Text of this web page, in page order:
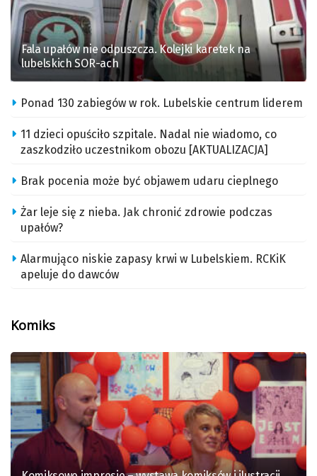
Fala upałów nie odpuszcza. Kolejki karetek na
lubelskich SOR-ach
Ponad 130 zabiegów w rok. Lubelskie centrum liderem
11 dzieci opuściło szpitale. Nadal nie wiadomo, co
zaszkodziło uczestnikom obozu [AKTUALIZACJA]
Brak pocenia może być objawem udaru cieplnego
Żar leje się z nieba. Jak chronić zdrowie podczas
upałów?
Alarmująco niskie zapasy krwi w Lubelskiem. RCKiK
apeluje do dawców
Komiks